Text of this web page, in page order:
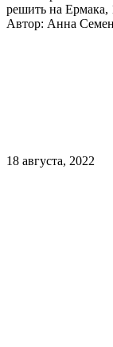
решить на Ермака,
Автор: Анна
18 августа, 2022